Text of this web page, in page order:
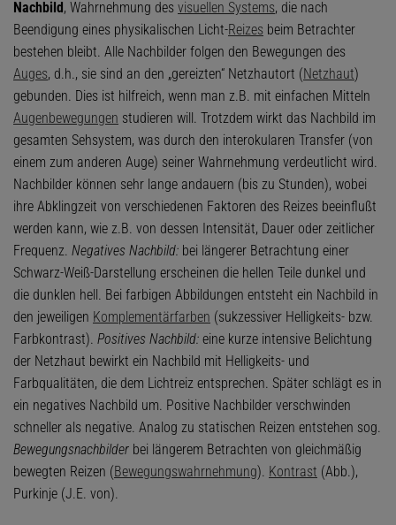
Nachbild, Wahrnehmung des visuellen Systems, die nach
Beendigung eines physikalischen Licht-Reizes beim Betrachter
bestehen bleibt. Alle Nachbilder folgen den Bewegungen des
Auges, d.h., sie sind an den „gereizten“ Netzhautort (Netzhaut)
gebunden. Dies ist hilfreich, wenn man z.B. mit einfachen Mitteln
Augenbewegungen studieren will. Trotzdem wirkt das Nachbild im
gesamten Sehsystem, was durch den interokularen Transfer (von
einem zum anderen Auge) seiner Wahrnehmung verdeutlicht wird.
Nachbilder können sehr lange andauern (bis zu Stunden), wobei
ihre Abklingzeit von verschiedenen Faktoren des Reizes beeinflußt
werden kann, wie z.B. von dessen Intensität, Dauer oder zeitlicher
Frequenz. Negatives Nachbild: bei längerer Betrachtung einer
Schwarz-Weiß-Darstellung erscheinen die hellen Teile dunkel und
die dunklen hell. Bei farbigen Abbildungen entsteht ein Nachbild in
den jeweiligen Komplementärfarben (sukzessiver Helligkeits- bzw.
Farbkontrast). Positives Nachbild: eine kurze intensive Belichtung
der Netzhaut bewirkt ein Nachbild mit Helligkeits- und
Farbqualitäten, die dem Lichtreiz entsprechen. Später schlägt es in
ein negatives Nachbild um. Positive Nachbilder verschwinden
schneller als negative. Analog zu statischen Reizen entstehen sog.
Bewegungsnachbilder bei längerem Betrachten von gleichmäßig
bewegten Reizen (Bewegungswahrnehmung). Kontrast (Abb.),
Purkinje (J.E. von).